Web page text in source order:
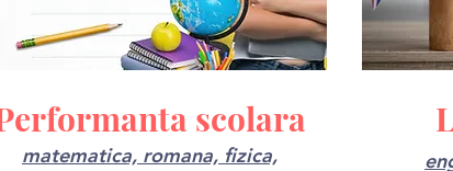
scolara
matematica, romana, fizica,